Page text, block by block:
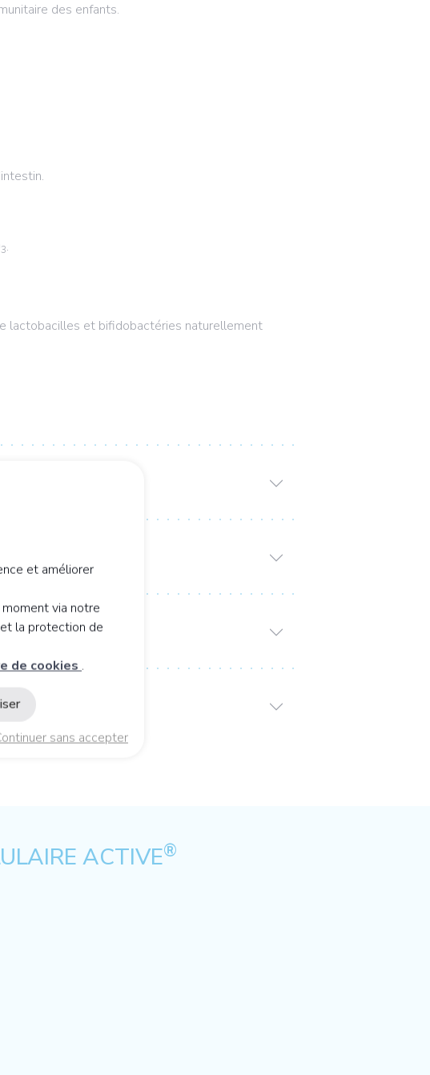
des enfants.
3.
lactobacilles et bifidobactéries naturellement
ACTIVE®
et améliorer
via notre
la protection de
de cookies .
sans accepter